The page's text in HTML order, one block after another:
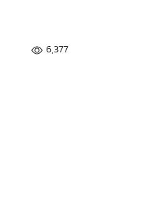
6,377